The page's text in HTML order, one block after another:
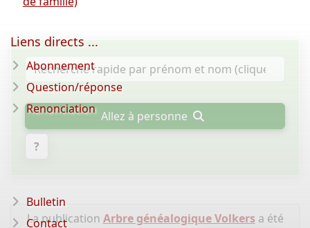
Allez à personne
?
La publication Arbre généalogique Volkers a été
Liens directs ...
Abonnement
Question/réponse
Renonciation
Bulletin
Contact